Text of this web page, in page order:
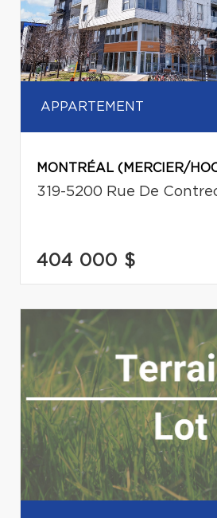
APPARTEMENT
319-5200 Rue De
404 000 $